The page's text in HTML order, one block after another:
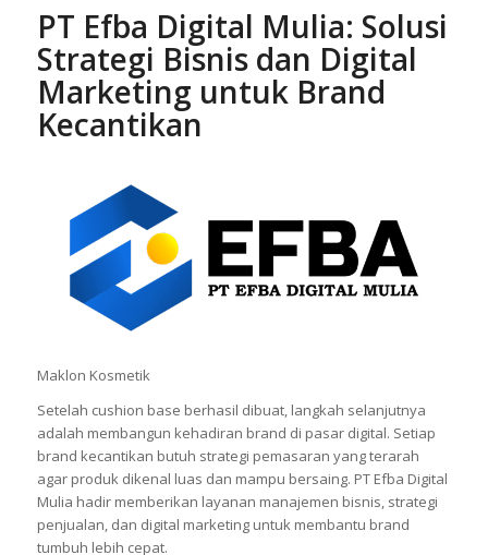
PT Efba Digital Mulia: Solusi
Strategi Bisnis dan Digital
Kecantikan
Maklon Kosmetik
Setelah cushion base berhasil dibuat, langkah selanjutnya
adalah membangun kehadiran brand di pasar digital. Setiap
brand kecantikan butuh strategi pemasaran yang terarah
agar produk dikenal luas dan mampu bersaing. PT Efba Digital